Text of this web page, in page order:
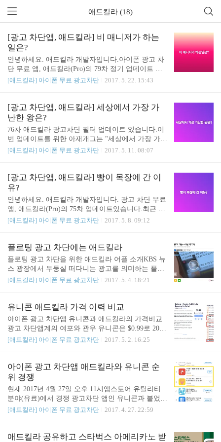
애드킬라 (18)
[광고 차단앱, 애드킬라] 비 매니저가 하는
일은?
안녕하세요. 애드킬라 개발자입니다.아이폰 광고 차
단 무료 앱, 애드킬라(Pro)의 79차 정기 업데이트 있
습니다.iOS 10.3.2에서 광고 삭제 흔적이 보이는 사이
세요.감사합니다. [광고 차단 앱, 애드킬라 다운로드]
https://goo.gl/lj1G3X
[애드킬라] 아이폰 무료 광고차단 2017. 5. 22. 15:43
[광고 차단앱, 애드킬라] 세상에서 가장 가
난한 왕은?
76차 애드킬라 광고차단 필터 업데이트 있습니다.이
번 업데이트를 위한 아재개그는 "세상에서 가장 가난
한 왕은?" 입니다. 정답은 카카오톡 애드킬라 친구 추
[애드킬라] 아이폰 무료 광고차단 2017. 5. 11. 08:07
[광고 차단앱, 애드킬라] 빵이 목장에 간 이
유?
안녕하세요. 애드킬라 개발자입니다. 광고 차단 무료
앱, 애드킬라(Pro)의 75차 업데이트있습니다.최근 개
편된 클모 사이트를 포함한 신고된 사이트의 광고 차
극적인 소통을 진행할 계획입니다.많은 기대 부탁드
립니다. 이번 업데이트를 위한 퀴즈는 "빵이 목장에
간 이유?" 입니다. 좋은 하루 되세요. [애드킬라 다운
[애드킬라] 아이폰 무료 광고차단 2017. 5. 8. 09:12
플로팅 광고 차단에는 애드킬라
플로팅 광고 차단을 위한 애드킬라 어플 소개KBS 뉴
스 광장에서 두둥실 떠다니는 광고를 의미하는 플로
팅 광고 차단이 어렵다는 취지의 방송을 하였습니다.
면을 따라다니는 광고등너무 과도한 광고가 인터넷
사용을 어렵게 합니다. 아이폰 광고 차단 무료 앱인
애드킬라를 설치하면 이러한 플로팅 광고들을 완전
데이트로 최신의 광고 차단 필터를 유지하여 새로 생
앱 애드킬라는 유료/무료 버전 동시에 제공합니다.
[애드킬라 다운로드 (무료)]https://appsto.re/kr/zgsO_.i
[애드킬라 Pro 다운로드 (유료..
[애드킬라] 아이폰 무료 광고차단 2017. 5. 4. 18:21
유니콘 애드킬라 가격 이력 비교
아이폰 광고 차단앱 유니콘과 애드킬라의 가격비교
광고 차단앱계의 여포와 관우 유니콘은 $0.99로 2015
년 10월 17일에 출시하였습니다.이후 2016년 3월 3일
$0.99로 가격 인하합니다.2017년 5월 2일 현재까지
$0.99를 유지합니다. 애드킬라 Pro는 2016년 12월 15
일 $0.99로 출시합니다.2017년 1월 6일 무료로 변경
하고 일주일 후 $0.99로 다시 변경합니다.2017년 4월
12일 다시 무료로 변경하고 몇일후 다시 $0.99로 변
경합니다.지금까지 두차례 무료 이벤트를 진행했습
에 출시하였습니다.애드..
[애드킬라] 아이폰 무료 광고차단 2017. 5. 2. 16:25
아이폰 광고 차단앱 애드킬라와 유니콘 순
위 경쟁
현재 2017년 4월 27일 오후 11시앱스토어 유틸리티
분야(유료)에서 경쟁 광고차단 앱인 유니콘과 붙었습
니다.애드킬라의 광고 차단 성능 및 기능 차원에서
으면 좋겠습니다. [애드킬라 무료버전 앱스토어 다운
[애드킬라] 아이폰 무료 광고차단 2017. 4. 27. 22:59
애드킬라 공유하고 스타벅스 아메리카노 받